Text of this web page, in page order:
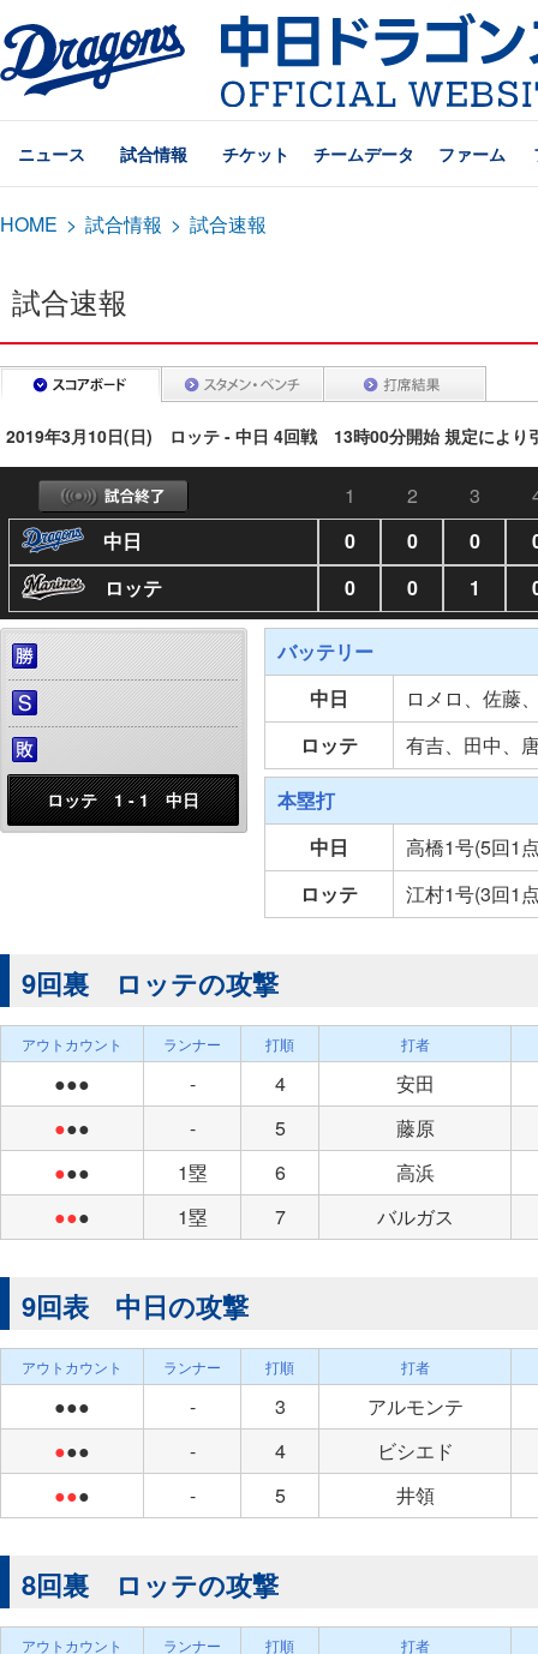
ニュース 試合情報 チケット チームデータ ファーム
HOME > 試合情報 > 試合速報
試合速報
2019年3月10日(日) ロッテ - 中日 4回戦 13時00分開始 規定により
1 2 3
中日
0 0 0
ロッテ
0 0 1
ロッテ 1 - 1 中日
バッテリー
中日
ロメロ、佐藤
ロッテ
有吉、田中、
本塁打
中日
高橋1号(5回1
ロッテ
江村1号(3回1
9回裏 ロッテの攻撃
アウトカウント ランナー 打順 打者
●●● - 4
安田
●●● - 5
藤原
●●● 1塁 6
高浜
●●● 1塁 7 バルガス
9回表 中日の攻撃
アウトカウント ランナー 打順 打者
●●● - 3
アルモンテ
●●● - 4
ビシエド
●●● - 5 井領
8回裏 ロッテの攻撃
アウトカウント ランナー 打順 打者